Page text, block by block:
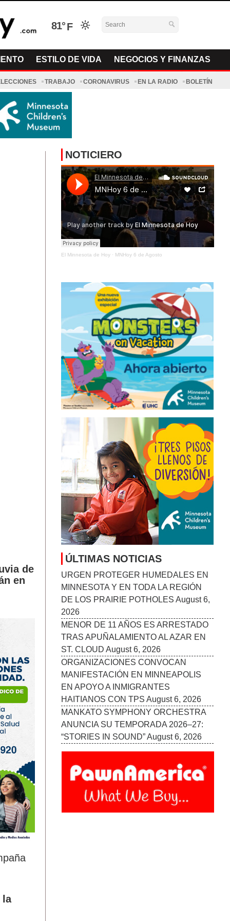
81°
ESTILO DE VIDA NEGOCIOS Y FINANZAS
TRABAJO CORONAVIRUS EN LA RADIO BOLETÍN
de
en
la
NOTICIERO
El Minnesota de Hoy· MNHoy 6 de Agosto
ÚLTIMAS NOTICIAS
URGEN PROTEGER HUMEDALES EN
MINNESOTA Y EN TODA LA REGIÓN
DE LOS PRAIRIE POTHOLESAugust 6,
2026
MENOR DE 11 AÑOS ES ARRESTADO
TRAS APUÑALAMIENTO AL AZAR EN
ST. CLOUDAugust 6, 2026
ORGANIZACIONES CONVOCAN
MANIFESTACIÓN EN MINNEAPOLIS
EN APOYO A INMIGRANTES
HAITIANOS CON TPS August 6, 2026
MANKATO SYMPHONY ORCHESTRA
ANUNCIA SU TEMPORADA 2026–27:
“STORIES IN SOUND” August 6, 2026